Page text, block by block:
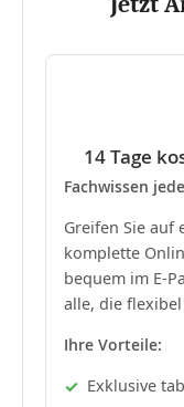
14 Tage
Fachwissen
Greifen Sie auf
komplette
bequem im E-
alle, die
Ihre Vorteile:
Exklusive